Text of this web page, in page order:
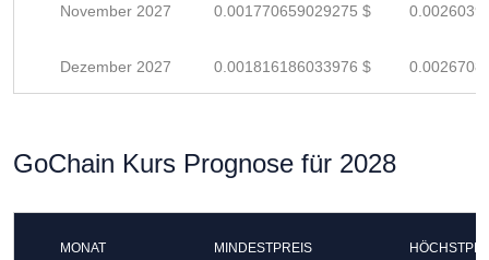
November 2027 0.001770659029275 $
Dezember 2027 0.001816186033976 $
GoChain Kurs Prognose für 2028
MONAT MINDESTPREIS